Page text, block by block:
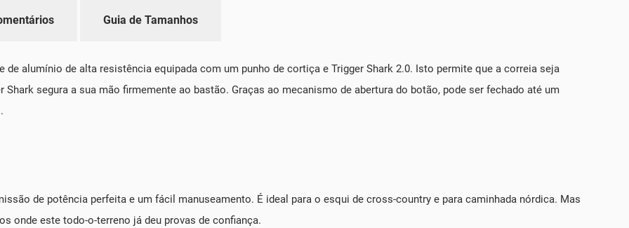
Guia de Tamanhos
de alumínio de alta resistência equipada com um punho de cortiça e Trigger Shark 2.0. Isto permite que a correia seja
segura a sua mão firmemente ao bastão. Graças ao mecanismo de abertura do botão, pode ser fechado até um
de potência perfeita e um fácil manuseamento. É ideal para o esqui de cross-country e para caminhada nórdica. Mas
onde este todo-o-terreno já deu provas de confiança.